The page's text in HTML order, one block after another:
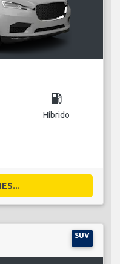
local_gas_station
Híbrido
SUV